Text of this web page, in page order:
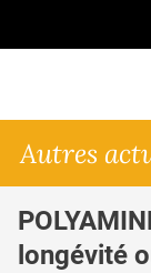
Autres
longévité